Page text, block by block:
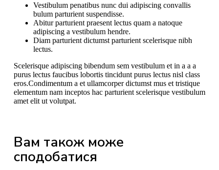
Vestibulum penatibus nunc dui adipiscing convallis
bulum parturient suspendisse.
Abitur parturient praesent lectus quam a natoque
adipiscing a vestibulum hendre.
Diam parturient dictumst parturient scelerisque nibh
lectus.
Scelerisque adipiscing bibendum sem vestibulum et in a a a
purus lectus faucibus lobortis tincidunt purus lectus nisl class
eros.Condimentum a et ullamcorper dictumst mus et tristique
elementum nam inceptos hac parturient scelerisque vestibulum
amet elit ut volutpat.
Вам також може
сподобатися